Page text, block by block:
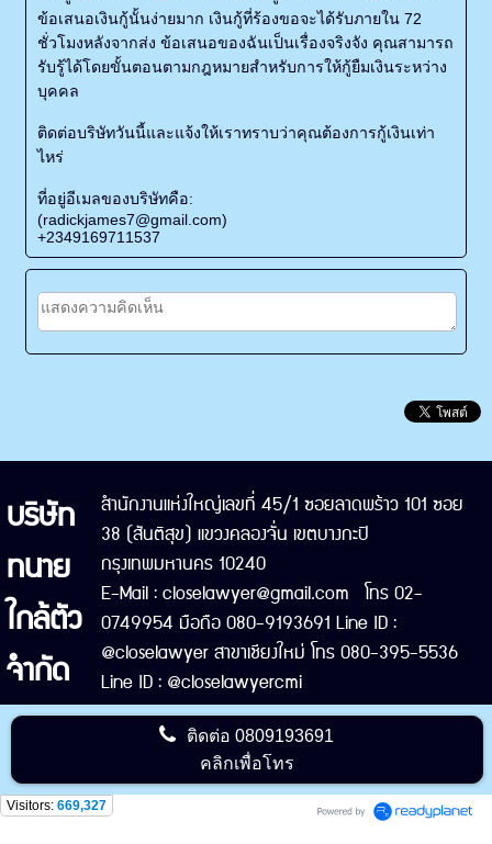
ข้อเสนอเงินกู้นั้นง่ายมาก เงินกู้ที่ร้องขอจะได้รับภายใน 72
ชั่วโมงหลังจากส่ง ข้อเสนอของฉันเป็นเรื่องจริงจัง คุณสามารถ
รับรู้ได้โดยขั้นตอนตามกฎหมายสำหรับการให้กู้ยืมเงินระหว่าง
บุคคล
ติดต่อบริษัทวันนี้และแจ้งให้เราทราบว่าคุณต้องการกู้เงินเท่า
ไหร่
ที่อยู่อีเมลของบริษัทคือ:
(radickjames7@gmail.com)
+2349169711537
บริษัท
ทนาย
ใกล้ตัว
จำกัด
สำนักงานแห่งใหญ่เลขที่ 45/1 ซอยลาดพร้าว 101 ซอย
38 (สันติสุข) แขวงคลองจั่น เขตบางกะปิ
กรุงเทพมหานคร 10240
E-Mail : closelawyer@gmail.com โทร 02-
0749954 มือถือ 080-9193691 Line ID :
@closelawyer สาขาเชียงใหม่ โทร 080-395-5536
Line ID : @closelawyercmi
ติดต่อ0809193691
คลิกเพื่อโทร
Visitors: 669,327